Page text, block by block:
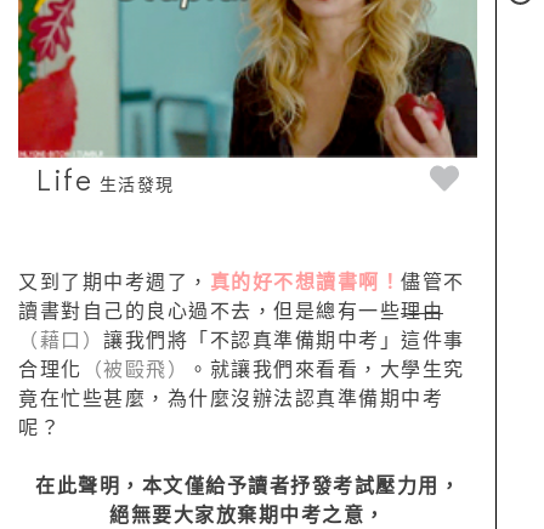
Life 生活發現
又到了期中考週了， 真的好不想讀書啊！ 儘管不
讀書對自己的良心過不去，但是總有一些理由
（藉口） 讓我們將「不認真準備期中考」這件事
合理化
（被毆飛）
。就讓我們來看看，大學生究
竟在忙些甚麼，為什麼沒辦法認真準備期中考
呢？
在此聲明，本文僅給予讀者抒發考試壓力用，
絕無要大家放棄期中考之意，